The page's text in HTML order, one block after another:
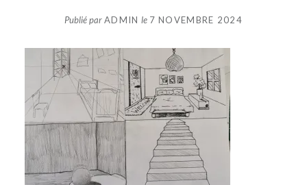
Publié parADMIN le 7 NOVEMBRE 2024